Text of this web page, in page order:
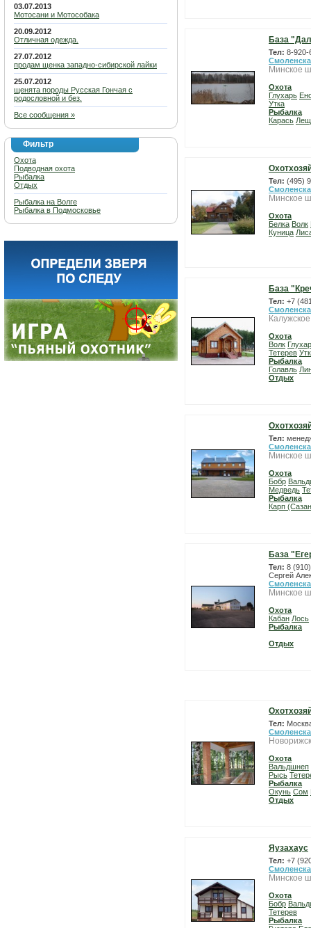
03.07.2013
Мотосани и Мотособака
20.09.2012
Отличная одежда.
27.07.2012
продам щенка западно-сибирской лайки
25.07.2012
щенята породы Русская Гончая с
родословной и без.
Все сообщения »
Фильтр
Охота
Подводная охота
Рыбалка
Отдых
Рыбалка на Волге
Рыбалка в Подмосковье
База
Тел: 8-920-
Минское
Охота
Глухарь
Утка
Рыбалка
Карась Лещ
Тел: (495)
Минское
Охота
Белка Волк
Куница
База
Тел: +7
Охота
Волк
Тетерев
Рыбалка
Голавль
Отдых
Тел:
Минское
Охота
Бобр
Медведь
Рыбалка
Карп
База
Тел: 8
Сергей
Минское
Охота
Кабан Лось
Рыбалка
Отдых
Тел:
Охота
Вальдшнеп
Рысь
Рыбалка
Окунь Сом
Отдых
Яузахаус
Тел: +7
Минское
Охота
Бобр
Тетерев
Рыбалка